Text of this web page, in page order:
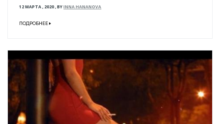
12 МАРТА , 2020,BYINNA HANANOVA
ПОДРОБНЕЕ